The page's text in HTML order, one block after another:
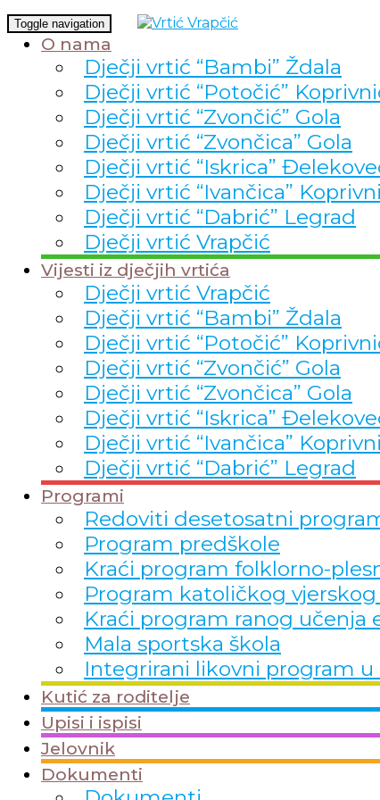
Toggle navigation
O nama
Dječji vrtić “Bambi” Ždala
Dječji vrtić “Potočić”
Dječji vrtić “Zvončić” Gola
Dječji vrtić “Zvončica” Gola
Dječji vrtić “Iskrica”
Dječji vrtić “Ivančica”
Dječji vrtić “Dabrić” Legrad
Dječji vrtić Vrapčić
Vijesti iz dječjih vrtića
Dječji vrtić Vrapčić
Dječji vrtić “Bambi” Ždala
Dječji vrtić “Potočić”
Dječji vrtić “Zvončić” Gola
Dječji vrtić “Zvončica” Gola
Dječji vrtić “Iskrica”
Dječji vrtić “Ivančica”
Dječji vrtić “Dabrić” Legrad
Programi
Redoviti desetosatni
Program predškole
Kraći program folklorno-
Program katoličkog
Kraći program ranog učenja
Mala sportska škola
Integrirani likovni program
Kutić za roditelje
Upisi i ispisi
Jelovnik
Dokumenti